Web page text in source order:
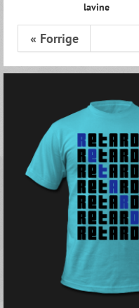
lavine
« Forrige